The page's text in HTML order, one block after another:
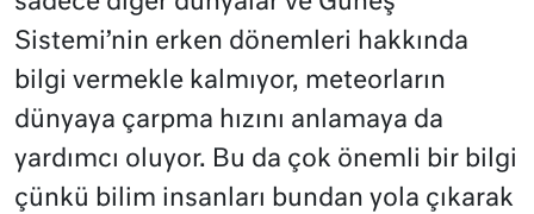
Sistemi’nin erken dönemleri hakkında
bilgi vermekle kalmıyor, meteorların
dünyaya çarpma hızını anlamaya da
yardımcı oluyor. Bu da çok önemli bir bilgi
çünkü bilim insanları bundan yola çıkarak